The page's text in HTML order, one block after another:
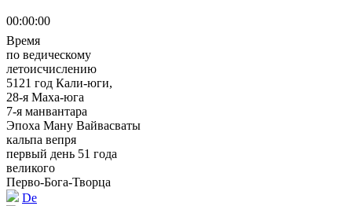
00:00:00
Время
по ведическому
летоисчислению
5121 год Кали-юги,
28-я Маха-юга
7-я манвантара
Эпоха Ману Вайвасваты
кальпа вепря
первый день 51 года
великого
Перво-Бога-Творца
De